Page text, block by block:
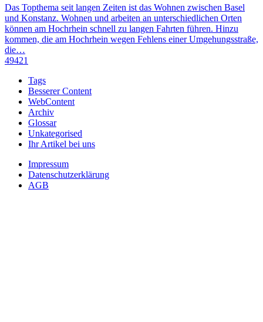
Das Topthema seit langen Zeiten ist das Wohnen zwischen Basel
und Konstanz. Wohnen und arbeiten an unterschiedlichen Orten
können am Hochrhein schnell zu langen Fahrten führen. Hinzu
kommen, die am Hochrhein wegen Fehlens einer Umgehungsstraße,
die…
49421
Tags
Besserer Content
WebContent
Archiv
Glossar
Unkategorised
Ihr Artikel bei uns
Impressum
Datenschutzerklärung
AGB